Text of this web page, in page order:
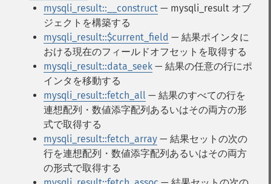
mysqli_result::__construct — mysqli_result オブ
ジェクトを構築する
mysqli_result::$current_field — 結果ポインタに
おける現在のフィールドオフセットを取得する
mysqli_result::data_seek — 結果の任意の行にポ
インタを移動する
mysqli_result::fetch_all — 結果のすべての行を
連想配列・数値添字配列あるいはその両方の形
式で取得する
mysqli_result::fetch_array — 結果セットの次の
行を連想配列・数値添字配列あるいはその両方
の形式で取得する